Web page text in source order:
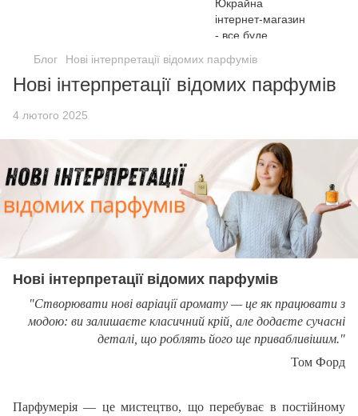
Блог Нові інтерпретації відомих парфумів
Нові інтерпретації відомих парфумів
4 лютого 2025
Нові інтерпретації відомих парфумів
"Створювати нові варіації аромату — це як працювати з
модою: ви залишаєте класичний крій, але додаєте сучасні
деталі, що роблять його ще привабливішим."
Том Форд
Парфумерія — це мистецтво, що перебуває в постійному